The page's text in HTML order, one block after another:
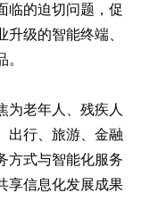
临的迫切问题，促
级的智能终端、
为老年人、残疾人
出行、旅游、金融
方式与智能化服务
享信息化发展成果